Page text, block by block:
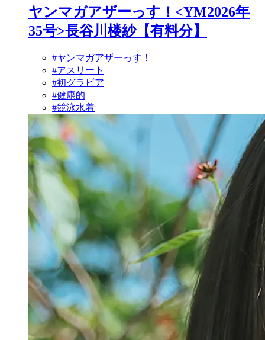
ヤンマガアザーっす！<YM2026年
35号>長谷川楼紗【有料分】
#ヤンマガアザーっす！
#アスリート
#初グラビア
#健康的
#競泳水着